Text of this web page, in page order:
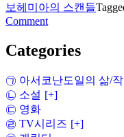
보헤미아의 스캔들
Commenton
록
즈
는
실
은
Categories
㉠ 아서코난도일의 삶/
㉡ 소설 [+]
㉢ 영화
㉣ TV시리즈 [+]